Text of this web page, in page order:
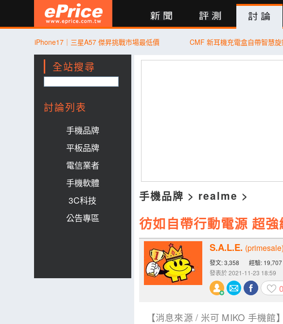
評測 討論 產品 買賣 登入 行動版
iPhone17｜三星A57 傑昇挑戰市場最低價 CMF 新耳機充電盒自帶智慧旋
全站搜尋
討論列表
手機品牌
平板品牌
電信業者
手機軟體
3C科技
公告專區
手機品牌 > realme >
彷如自帶行動電源 超
S.A.L.E. (primesale)
發文: 3,358
經驗: 19,707
發表於 2021-11-23 18:59
0
【消息來源 / 米可 MIKO 手機館】